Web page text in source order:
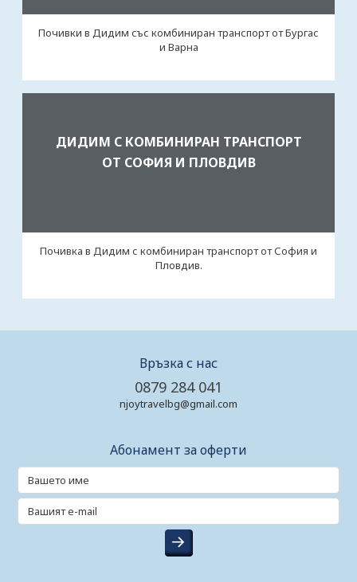
Почивки в Дидим със комбиниран транспорт от Бургас
и Варна
ДИДИМ С КОМБИНИРАН ТРАНСПОРТ
ОТ СОФИЯ И ПЛОВДИВ
Почивка в Дидим с комбиниран транспорт от София и
Пловдив.
Връзка с нас
0879 284 041
njoytravelbg@gmail.com
Абонамент за оферти